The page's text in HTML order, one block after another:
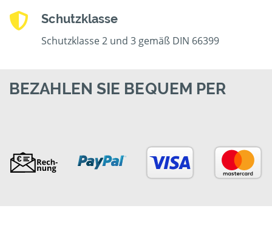
Schutzklasse
Schutzklasse 2 und 3 gemäß DIN 66399
BEZAHLEN SIE BEQUEM PER